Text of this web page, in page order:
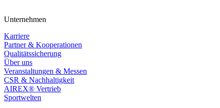
Unternehmen
Karriere
Partner & Kooperationen
Qualitätssicherung
Über uns
Veranstaltungen & Messen
CSR & Nachhaltigkeit
AIREX® Vertrieb
Sportwelten